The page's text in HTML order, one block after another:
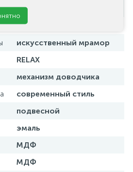
48
52
искусственный мрамор
RELAX
механизм доводчика
современный стиль
подвесной
эмаль
МДФ
МДФ